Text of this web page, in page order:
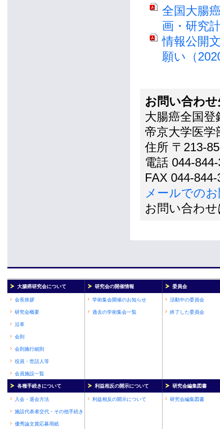
全国大腸
画・研究
情報公開
願い（
お問い合わ
大腸癌全国登
帝京大学医学
住所 〒213-
電話 044-
FAX 044-844-
メールでの
お問い合わ
大腸癌研究会について 研究会の開催情報 委員会
会長挨拶
研究会概要
沿革
会則
会則施行細則
役員・世話人等
会員施設一覧
学術集会開催のお知らせ
過去の学術集会一覧
活動中の委員会
終了した委員会
各種手続きについて 利益相反の開示について 研究会編集図書
入会・退会方法
施設代表者交代・その他手続き
優秀論文賞応募用紙
利益相反の開示について 研究会編集図書